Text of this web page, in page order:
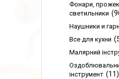
Фонари,
светильники
Наушники и
Все для кухни
Малярний
інструмент
11